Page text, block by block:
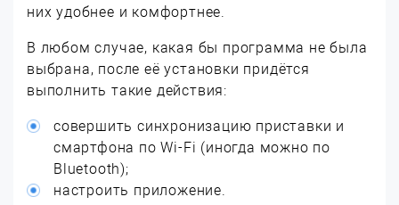
них удобнее и комфортнее.
В любом случае, какая бы программа не была
выбрана, после её установки придётся
выполнить такие действия:
совершить синхронизацию приставки и
смартфона по Wi-Fi (иногда можно по
Bluetooth);
настроить приложение.